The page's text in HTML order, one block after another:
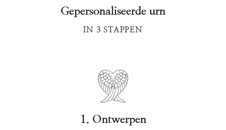
Gepersonaliseerde urn
IN 3 STAPPEN
1. Ontwerpen